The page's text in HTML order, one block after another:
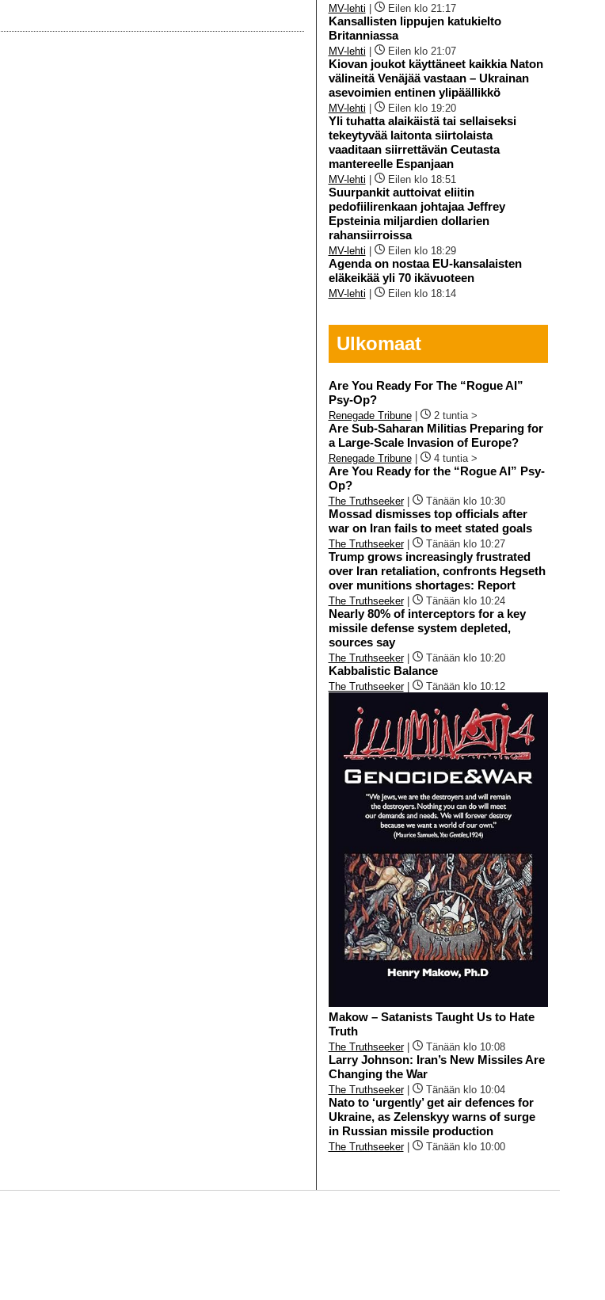
MV-lehti Eilen klo 21:17
Kansallisten lippujen katukielto
Britanniassa
MV-lehti Eilen klo 21:07
Kiovan joukot käyttäneet kaikkia Naton
välineitä Venäjää vastaan – Ukrainan
asevoimien entinen ylipäällikkö
MV-lehti Eilen klo 19:20
Yli tuhatta alaikäistä tai sellaiseksi
tekeytyvää laitonta siirtolaista
vaaditaan siirrettävän Ceutasta
mantereelle Espanjaan
MV-lehti Eilen klo 18:51
Suurpankit auttoivat eliitin
pedofiilirenkaan johtajaa Jeffrey
Epsteinia miljardien dollarien
rahansiirroissa
MV-lehti Eilen klo 18:29
Agenda on nostaa EU-kansalaisten
eläkeikää yli 70 ikävuoteen
MV-lehti Eilen klo 18:14
Ulkomaat
Are You Ready For The “Rogue AI”
Psy-Op?
Renegade Tribune| 2 tuntia >
Are Sub-Saharan Militias Preparing for
a Large-Scale Invasion of Europe?
Renegade Tribune| 4 tuntia >
Are You Ready for the “Rogue AI” Psy-
Op?
The Truthseeker| Tänään klo 10:30
Mossad dismisses top officials after
war on Iran fails to meet stated goals
The Truthseeker| Tänään klo 10:27
Trump grows increasingly frustrated
over Iran retaliation, confronts Hegseth
over munitions shortages: Report
The Truthseeker| Tänään klo 10:24
Nearly 80% of interceptors for a key
missile defense system depleted,
sources say
The Truthseeker| Tänään klo 10:20
Kabbalistic Balance
The Truthseeker| Tänään klo 10:12
Makow – Satanists Taught Us to Hate
Truth
The Truthseeker| Tänään klo 10:08
Larry Johnson: Iran’s New Missiles Are
Changing the War
The Truthseeker| Tänään klo 10:04
Nato to ‘urgently’ get air defences for
Ukraine, as Zelenskyy warns of surge
in Russian missile production
The Truthseeker| Tänään klo 10:00